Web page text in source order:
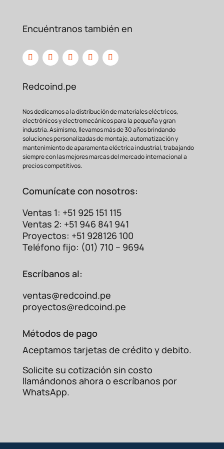
Encuéntranos también en
Redcoind.pe
Nos dedicamos a la distribución de materiales eléctricos,
electrónicos y electromecánicos para la pequeña y gran
industria. Asimismo, llevamos más de 30 años brindando
soluciones personalizadas de montaje, automatización y
mantenimiento de aparamenta eléctrica industrial, trabajando
siempre con las mejores marcas del mercado internacional a
precios competitivos.
Comunícate con nosotros:
Ventas 1: +51 925 151 115
Ventas 2: +51 946 841 941
Proyectos: +51 928126 100
Teléfono fijo: (01) 710 – 9694
Escríbanos al:
ventas@redcoind.pe
proyectos@redcoind.pe
Métodos de pago
Aceptamos tarjetas de crédito y debito.
Solicite su cotización sin costo
llamándonos ahora o escríbanos por
WhatsApp.